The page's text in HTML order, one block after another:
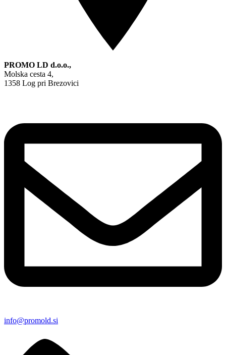
PROMO LD d.o.o.,
Molska cesta 4,
1358 Log pri Brezovici
info@promold.si